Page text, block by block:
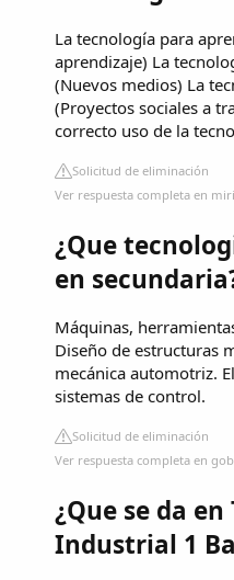
La tecnología para
aprendizaje) La
(Nuevos medios) La
(Proyectos sociales a
correcto uso de la
Solicitud de eliminación
Ver respuesta completa en
¿Que
en
Máquinas,
Diseño de estructuras
mecánica automotriz.
sistemas de control.
Solicitud de eliminación
Ver respuesta completa en
¿Que se da
Industrial 1